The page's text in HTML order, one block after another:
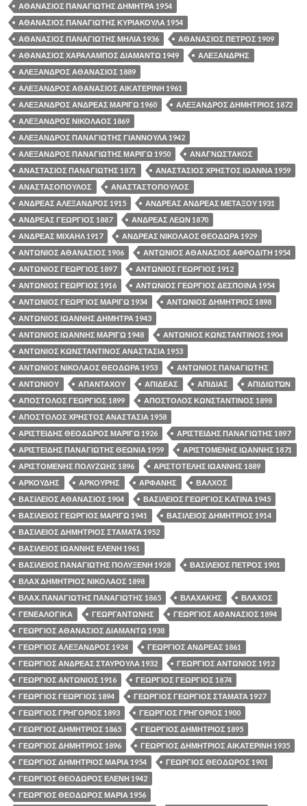
ΑΘΑΝΑΣΙΟΣ ΠΑΝΑΓΙΩΤΗΣ ΔΗΜΗΤΡΑ 1954
ΑΘΑΝΑΣΙΟΣ ΠΑΝΑΓΙΩΤΗΣ ΚΥΡΙΑΚΟΥΛΑ 1954
ΑΘΑΝΑΣΙΟΣ ΠΑΝΑΓΙΩΤΗΣ ΜΗΛΙΑ 1936
ΑΘΑΝΑΣΙΟΣ ΠΕΤΡΟΣ 1909
ΑΘΑΝΑΣΙΟΣ ΧΑΡΑΛΑΜΠΟΣ ΔΙΑΜΑΝΤΩ 1949
ΑΛΕΞΑΝΔΡΗΣ
ΑΛΕΞΑΝΔΡΟΣ ΑΘΑΝΑΣΙΟΣ 1889
ΑΛΕΞΑΝΔΡΟΣ ΑΘΑΝΑΣΙΟΣ ΑΙΚΑΤΕΡΙΝΗ 1961
ΑΛΕΞΑΝΔΡΟΣ ΑΝΔΡΕΑΣ ΜΑΡΙΓΩ 1960
ΑΛΕΞΑΝΔΡΟΣ ΔΗΜΗΤΡΙΟΣ 1872
ΑΛΕΞΑΝΔΡΟΣ ΝΙΚΟΛΑΟΣ 1869
ΑΛΕΞΑΝΔΡΟΣ ΠΑΝΑΓΙΩΤΗΣ ΓΙΑΝΝΟΥΛΑ 1942
ΑΛΕΞΑΝΔΡΟΣ ΠΑΝΑΓΙΩΤΗΣ ΜΑΡΙΓΩ 1950
ΑΝΑΓΝΩΣΤΑΚΟΣ
ΑΝΑΣΤΑΣΙΟΣ ΠΑΝΑΓΙΩΤΗΣ 1871
ΑΝΑΣΤΑΣΙΟΣ ΧΡΗΣΤΟΣ ΙΩΑΝΝΑ 1959
ΑΝΑΣΤΑΣΟΠΟΥΛΟΣ
ΑΝΑΣΤΑΣΤΟΠΟΥΛΟΣ
ΑΝΔΡΕΑΣ ΑΛΕΞΑΝΔΡΟΣ 1915
ΑΝΔΡΕΑΣ ΑΝΔΡΕΑΣ ΜΕΤΑΞΟΥ 1931
ΑΝΔΡΕΑΣ ΓΕΩΡΓΙΟΣ 1887
ΑΝΔΡΕΑΣ ΛΕΩΝ 1870
ΑΝΔΡΕΑΣ ΜΙΧΑΗΛ 1917
ΑΝΔΡΕΑΣ ΝΙΚΟΛΑΟΣ ΘΕΟΔΩΡΑ 1929
ΑΝΤΩΝΙΟΣ ΑΘΑΝΑΣΙΟΣ 1906
ΑΝΤΩΝΙΟΣ ΑΘΑΝΑΣΙΟΣ ΑΦΡΟΔΙΤΗ 1954
ΑΝΤΩΝΙΟΣ ΓΕΩΡΓΙΟΣ 1897
ΑΝΤΩΝΙΟΣ ΓΕΩΡΓΙΟΣ 1912
ΑΝΤΩΝΙΟΣ ΓΕΩΡΓΙΟΣ 1916
ΑΝΤΩΝΙΟΣ ΓΕΩΡΓΙΟΣ ΔΕΣΠΟΙΝΑ 1954
ΑΝΤΩΝΙΟΣ ΓΕΩΡΓΙΟΣ ΜΑΡΙΓΩ 1934
ΑΝΤΩΝΙΟΣ ΔΗΜΗΤΡΙΟΣ 1898
ΑΝΤΩΝΙΟΣ ΙΩΑΝΝΗΣ ΔΗΜΗΤΡΑ 1943
ΑΝΤΩΝΙΟΣ ΙΩΑΝΝΗΣ ΜΑΡΙΓΩ 1948
ΑΝΤΩΝΙΟΣ ΚΩΝΣΤΑΝΤΙΝΟΣ 1904
ΑΝΤΩΝΙΟΣ ΚΩΝΣΤΑΝΤΙΝΟΣ ΑΝΑΣΤΑΣΙΑ 1953
ΑΝΤΩΝΙΟΣ ΝΙΚΟΛΑΟΣ ΘΕΟΔΩΡΑ 1953
ΑΝΤΩΝΙΟΣ ΠΑΝΑΓΙΩΤΗΣ
ΑΝΤΩΝΙΟΥ
ΑΠΑΝΤΑΧΟΥ ΑΠΙΔΕΑΣ ΑΠΙΔΙΑΣ
ΑΠΙΔΙΩΤΏΝ
ΑΠΟΣΤΟΛΟΣ ΓΕΩΡΓΙΟΣ 1899
ΑΠΟΣΤΟΛΟΣ ΚΩΝΣΤΑΝΤΙΝΟΣ 1898
ΑΠΟΣΤΟΛΟΣ ΧΡΗΣΤΟΣ ΑΝΑΣΤΑΣΙΑ 1958
ΑΡΙΣΤΕΙΔΗΣ ΘΕΟΔΩΡΟΣ ΜΑΡΙΓΩ 1926
ΑΡΙΣΤΕΙΔΗΣ ΠΑΝΑΓΙΩΤΗΣ 1897
ΑΡΙΣΤΕΙΔΗΣ ΠΑΝΑΓΙΩΤΗΣ ΘΕΩΝΙΑ 1959
ΑΡΙΣΤΟΜΕΝΗΣ ΙΩΑΝΝΗΣ 1871
ΑΡΙΣΤΟΜΕΝΗΣ ΠΟΛΥΖΩΗΣ 1896
ΑΡΙΣΤΟΤΕΛΗΣ ΙΩΑΝΝΗΣ 1889
ΑΡΚΟΥΔΗΣ
ΑΡΚΟΥΡΗΣ ΑΡΦΑΝΗΣ
ΒΑΛΧΟΣ
ΒΑΣΙΛΕΙΟΣ ΑΘΑΝΑΣΙΟΣ 1904
ΒΑΣΙΛΕΙΟΣ ΓΕΩΡΓΙΟΣ ΚΑΤΙΝΑ 1945
ΒΑΣΙΛΕΙΟΣ ΓΕΩΡΓΙΟΣ ΜΑΡΙΓΩ 1941
ΒΑΣΙΛΕΙΟΣ ΔΗΜΗΤΡΙΟΣ 1914
ΒΑΣΙΛΕΙΟΣ ΔΗΜΗΤΡΙΟΣ ΣΤΑΜΑΤΑ 1952
ΒΑΣΙΛΕΙΟΣ ΙΩΑΝΝΗΣ ΕΛΕΝΗ 1961
ΒΑΣΙΛΕΙΟΣ ΠΑΝΑΓΙΩΤΗΣ ΠΟΛΥΞΕΝΗ 1928
ΒΑΣΙΛΕΙΟΣ ΠΕΤΡΟΣ 1901
ΒΛΑΧ ΔΗΜΗΤΡΙΟΣ ΝΙΚΟΛΑΟΣ 1898
ΒΛΑΧ. ΠΑΝΑΓΙΩΤΗΣ ΠΑΝΑΓΙΩΤΗΣ 1865
ΒΛΑΧΑΚΗΣ
ΒΛΑΧΟΣ
ΓΕΝΕΑΛΟΓΙΚΑ
ΓΕΩΡΓΑΝΤΩΝΗΣ
ΓΕΩΡΓΙΟΣ ΑΘΑΝΑΣΙΟΣ 1894
ΓΕΩΡΓΙΟΣ ΑΘΑΝΑΣΙΟΣ ΔΙΑΜΑΝΤΩ 1938
ΓΕΩΡΓΙΟΣ ΑΛΕΞΑΝΔΡΟΣ 1924
ΓΕΩΡΓΙΟΣ ΑΝΔΡΕΑΣ 1861
ΓΕΩΡΓΙΟΣ ΑΝΔΡΕΑΣ ΣΤΑΥΡΟΥΛΑ 1932
ΓΕΩΡΓΙΟΣ ΑΝΤΩΝΙΟΣ 1912
ΓΕΩΡΓΙΟΣ ΑΝΤΩΝΙΟΣ 1916
ΓΕΩΡΓΙΟΣ ΓΕΩΡΓΙΟΣ 1874
ΓΕΩΡΓΙΟΣ ΓΕΩΡΓΙΟΣ 1894
ΓΕΩΡΓΙΟΣ ΓΕΩΡΓΙΟΣ ΣΤΑΜΑΤΑ 1927
ΓΕΩΡΓΙΟΣ ΓΡΗΓΟΡΙΟΣ 1893
ΓΕΩΡΓΙΟΣ ΓΡΗΓΟΡΙΟΣ 1900
ΓΕΩΡΓΙΟΣ ΔΗΜΗΤΡΙΟΣ 1865
ΓΕΩΡΓΙΟΣ ΔΗΜΗΤΡΙΟΣ 1895
ΓΕΩΡΓΙΟΣ ΔΗΜΗΤΡΙΟΣ 1896
ΓΕΩΡΓΙΟΣ ΔΗΜΗΤΡΙΟΣ ΑΙΚΑΤΕΡΙΝΗ 1935
ΓΕΩΡΓΙΟΣ ΔΗΜΗΤΡΙΟΣ ΜΑΡΙΑ 1954
ΓΕΩΡΓΙΟΣ ΘΕΟΔΩΡΟΣ 1901
ΓΕΩΡΓΙΟΣ ΘΕΟΔΩΡΟΣ ΕΛΕΝΗ 1942
ΓΕΩΡΓΙΟΣ ΘΕΟΔΩΡΟΣ ΜΑΡΙΑ 1956